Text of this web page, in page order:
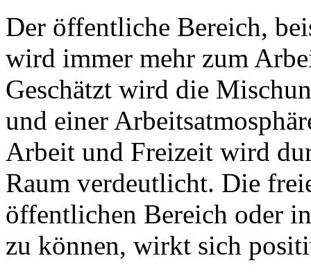
Der öffentliche Bereich,
wird immer mehr zum
Geschätzt wird die
und einer
Arbeit und Freizeit wird
Raum verdeutlicht. Die
öffentlichen Bereich oder
zu können, wirkt sich